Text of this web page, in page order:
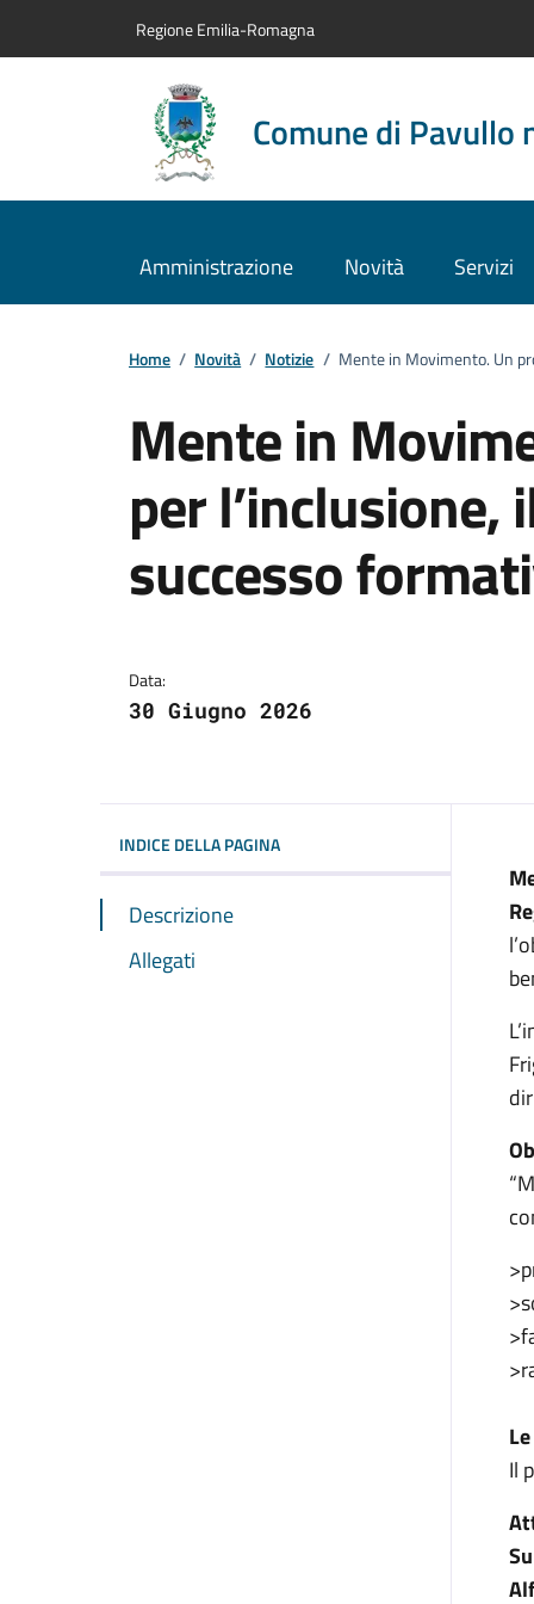
Regione Emilia-Romagna
Comune di Pavullo
Amministrazione Novità Servizi
Home / Novità / Notizie / Mente in Movimento. Un
Mente in
per l’inclusione,
successo
Data:
30 Giugno 2026
INDICE DELLA PAGINA
Descrizione
Allegati
Il